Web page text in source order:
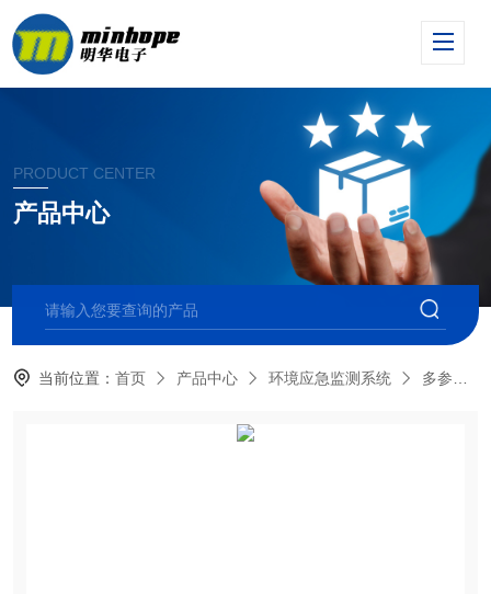
PRODUCT CENTER
产品中心
当前位置：首页 产品中心 环境应急监测系统 多参数气体检测仪